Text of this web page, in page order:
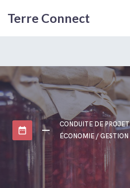
Terre Connect
date_range
CONDUITE DE PROJET
ÉCONOMIE / GESTION